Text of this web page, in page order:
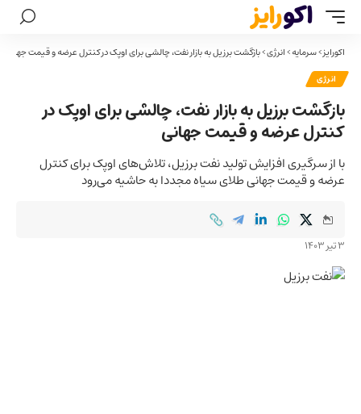
اکورایز>سرمایه>انرژی>بازگشت برزیل به بازار نفت، چالشی برای اوپک در کنترل عرضه و قیمت جهانی
انرژی
بازگشت برزیل به بازار نفت، چالشی برای اوپک در
کنترل عرضه و قیمت جهانی
با از سرگیری افزایش تولید نفت برزیل، تلاش‌های اوپک برای کنترل
عرضه و قیمت جهانی طلای سیاه مجددا به حاشیه می‌رود
3 تیر 1403